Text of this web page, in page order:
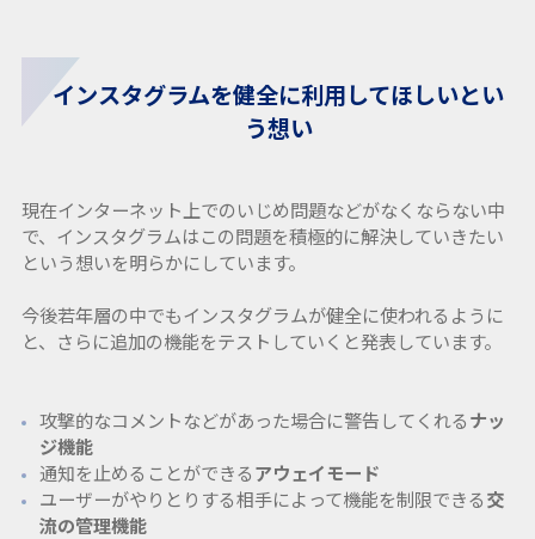
インスタグラムを健全に利用してほしいとい
う想い
現在インターネット上でのいじめ問題などがなくならない中
で、インスタグラムはこの問題を積極的に解決していきたい
という想いを明らかにしています。
今後若年層の中でもインスタグラムが健全に使われるように
と、さらに追加の機能をテストしていくと発表しています。
攻撃的なコメントなどがあった場合に警告してくれるナッ
ジ機能
通知を止めることができるアウェイモード
ユーザーがやりとりする相手によって機能を制限できる交
流の管理機能